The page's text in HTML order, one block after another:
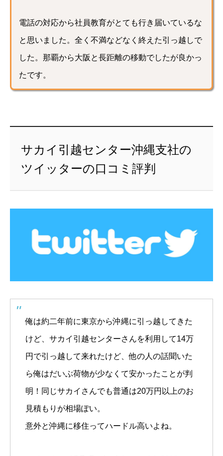
電話の対応から社員教育がとても行き届いているな
と思いました。全く不満などなく終えた引っ越しで
した。那覇から大阪と長距離の移動でしたが良かっ
たです。
サカイ引越センター沖縄支社の
ツイッターの口コミ評判
俺は約二年前に東京から沖縄に引っ越してきた
けど、サカイ引越センターさんを利用して14万
円で引っ越して来れたけど、他の人の話聞いた
ら俺はだいぶ荷物が少なくて安かったことが判
明！同じサカイさんでも普通は20万円以上のお
見積もりが相場ぽい。
意外と沖縄に移住ってハードル高いよね。